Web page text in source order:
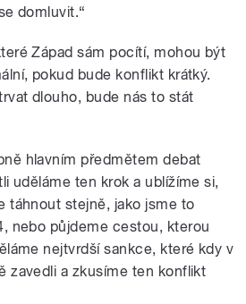
domluvit.“
Západ sám pocítí, mohou být
pokud bude konflikt krátký.
dlouho, bude nás to stát
hlavním předmětem debat
uděláme ten krok a ublížíme si,
táhnout stejně, jako jsme to
nebo půjdeme cestou, kterou
nejtvrdší sankce, které kdy v
zavedli a zkusíme ten konflikt